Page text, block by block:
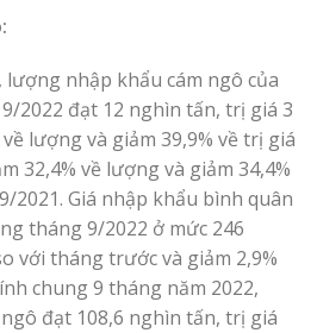
nhập khẩu cám ngô của
2022 đạt 12 nghìn tấn, trị giá 3
lượng và giảm 39,9% về trị giá
32,4% về lượng và giảm 34,4%
2021. Giá nhập khẩu bình quân
tháng 9/2022 ở mức 246
với tháng trước và giảm 2,9%
chung 9 tháng năm 2022,
đạt 108,6 nghìn tấn, trị giá